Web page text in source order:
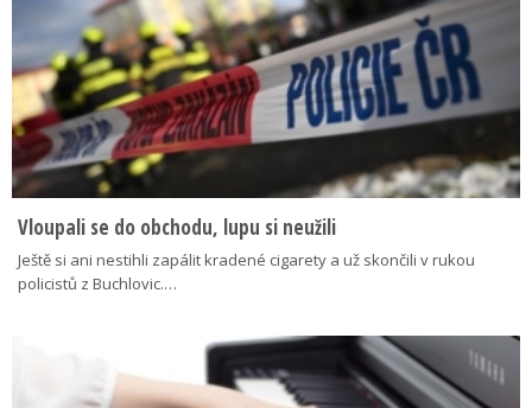
Vloupali se do obchodu, lupu si neužili
Ještě si ani nestihli zapálit kradené cigarety a už skončili v rukou
policistů z Buchlovic.…